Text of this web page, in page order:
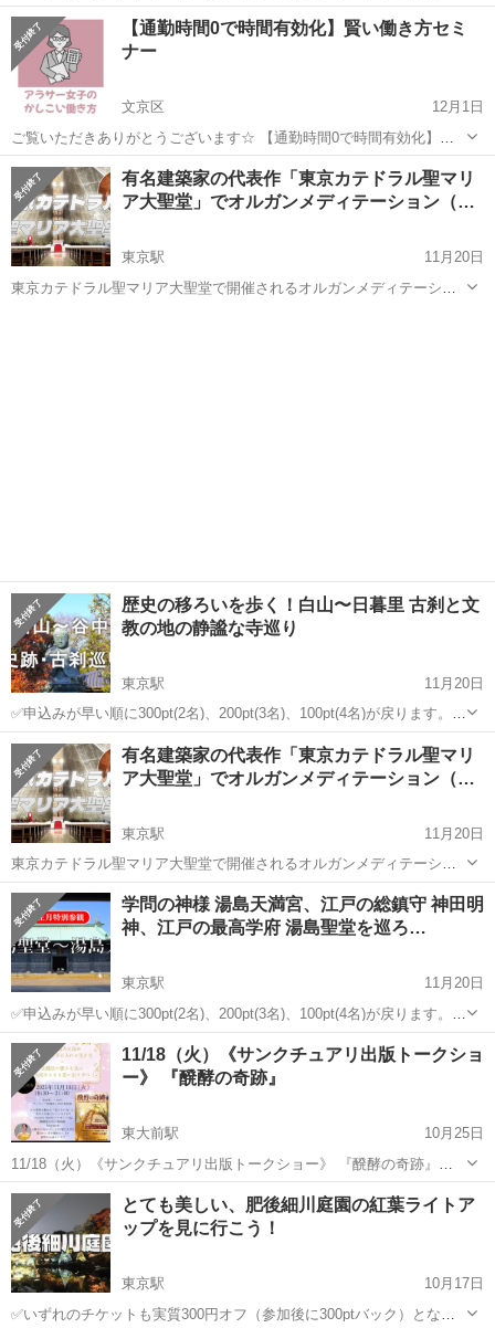
協会は、通信教育課程を開設する大学が集まって合同でのオンライン
合同入学説明会を開催します。 各大学・大学院・短期大学が時間毎に
通信教育での学びを紹介しま...
東京 文京区 その他 オンライン
【通勤時間0で時間有効化】賢い働き方セミ
ナー
文京区
12月1日
ご覧いただきありがとうございます☆ 【通勤時間0で時間有効化】賢
い働き方セミナー ●メンバー募集● 今年も残す事あと1ヶ月 お話し聞い
ていただきすぐに初められます ・未経験の方でも安心して始められま
す ・作業量に応じて報酬...
東京 文京区 その他 オンライン
有名建築家の代表作「東京カテドラル聖マリ
ア大聖堂」でオルガンメディテーション（…
東京駅
11月20日
東京カテドラル聖マリア大聖堂で開催されるオルガンメディテーショ
歴史の移ろいを歩く！白山〜日暮里 古刹と文
教の地の静謐な寺巡り
東京駅
11月20日
✅申込みが早い順に300pt(2名)、200pt(3名)、100pt(4名)が戻ります。キ
ャンセルをしても次の方に繰り上がりますので、とりあえず申し込み
でもOKです👍 ブラタモリのように東京のいろいろな地域を散歩しな
が...
東京 文京区 東京駅 その他 江戸
有名建築家の代表作「東京カテドラル聖マリ
ア大聖堂」でオルガンメディテーション（…
東京駅
11月20日
東京カテドラル聖マリア大聖堂で開催されるオルガンメディテーショ
ンに参加しませんか？ 世界的にも有名な日本の建築家・丹下健三氏の
設計によって1964年に建設された神秘的な東京カテドラル聖マリア大
聖堂。そこで開催されるオル...
東京 文京区 東京駅 その他 オルガン
学問の神様 湯島天満宮、江戸の総鎮守 神田明
神、江戸の最高学府 湯島聖堂を巡ろ…
東京駅
11月20日
✅申込みが早い順に300pt(2名)、200pt(3名)、100pt(4名)が戻ります。キ
ャンセルをしても次の方に繰り上がりますので、とりあえず申し込み
でもOKです👍 ブラタモリのように東京のいろいろな地域を散歩しな
が...
東京 文京区 その他
11/18（火）《サンクチュアリ出版トークショ
ー》 『醗酵の奇跡』
東大前駅
10月25日
11/18（火）《サンクチュアリ出版トークショー》 『醗酵の奇跡』
■30名限定■ https://www.sanctuarybooks.jp/event/202511 ぜひ、ご参
加ください🌾✨ お待ちしております♡ ・...
東京 文京区 東大前駅 その他
とても美しい、肥後細川庭園の紅葉ライトア
ップを見に行こう！
東京駅
10月17日
✅いずれのチケットも実質300円オフ（参加後に300ptバック）となり